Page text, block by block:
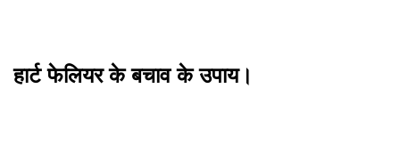
हार्ट फेलियर के बचाव के उपाय।